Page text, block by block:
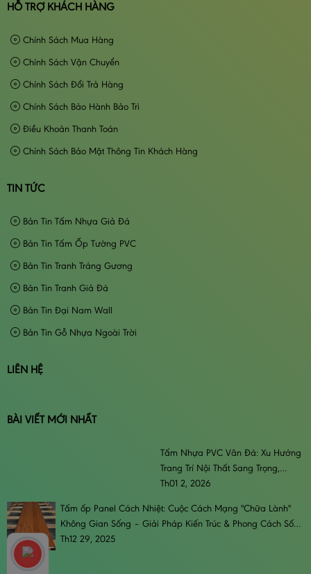
HỖ TRỢ KHÁCH HÀNG
Chính Sách Mua Hàng
Chính Sách Vận Chuyển
Chính Sách Đổi Trả Hàng
Chính Sách Bảo Hành Bảo Trì
Điều Khoản Thanh Toán
Chính Sách Bảo Mật Thông Tin Khách Hàng
TIN TỨC
Bản Tin Tấm Nhựa Giả Đá
Bản Tin Tấm Ốp Tường PVC
Bản Tin Tranh Tráng Gương
Bản Tin Tranh Giả Đá
Bản Tin Đại Nam Wall
Bản Tin Gỗ Nhựa Ngoài Trời
LIÊN HỆ
BÀI VIẾT MỚI NHẤT
Tấm Nhựa PVC Vân Đá: Xu Hướng
Trang Trí Nội Thất Sang Trọng,
Đẳng Cấp & Bền Bỉ
Th01 2, 2026
Tấm ốp Panel Cách Nhiệt: Cuộc Cách Mạng "Chữa Lành"
Không Gian Sống – Giải Pháp Kiến Trúc & Phong Cách Sống
Đương Đại
Th12 29, 2025